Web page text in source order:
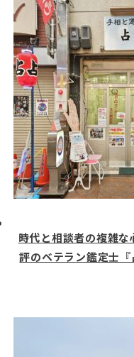
時代と相談者の複雑
評のベテラン鑑定士